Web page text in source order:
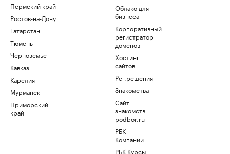
Пермский край
Ростов-на-Дону
Татарстан
Тюмень
Черноземье
Кавказ
Карелия
Мурманск
Приморский
край
Облако для
бизнеса
Корпоративный
регистратор
доменов
Хостинг
сайтов
Рег.решения
Знакомства
Сайт
знакомств
podbor.ru
РБК
Компании
РБК Курсы